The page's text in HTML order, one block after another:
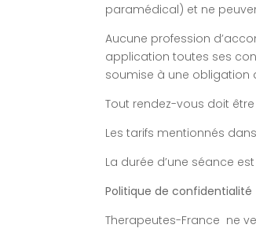
paramédical) et ne
Aucune profession
application toutes ses
soumise à une obligation
Tout rendez-vous doit
Les tarifs mentionnés
La durée d’une séance
Politique de confidentialité
Therapeutes-France ne